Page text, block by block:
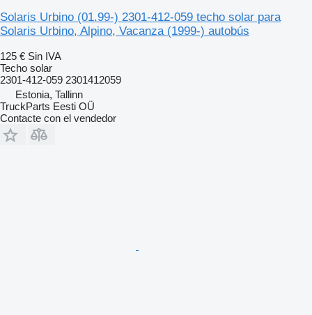
Solaris Urbino (01.99-) 2301-412-059 techo solar para
Solaris Urbino, Alpino, Vacanza (1999-) autobús
125 € Sin IVA
Techo solar
2301-412-059 2301412059
Estonia, Tallinn
TruckParts Eesti OÜ
Contacte con el vendedor